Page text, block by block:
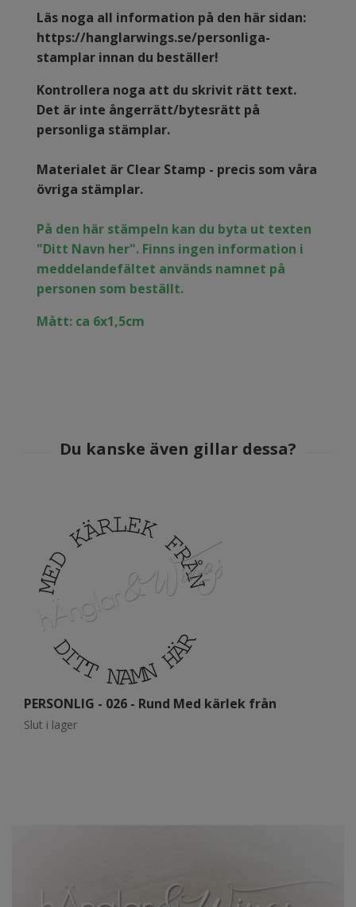
Läs noga all information på den här sidan:
https://hanglarwings.se/personliga-
stamplar innan du beställer!
Kontrollera noga att du skrivit rätt text.
Det är inte ångerrätt/bytesrätt på
personliga stämplar.
Materialet är Clear Stamp - precis som våra
övriga stämplar.
På den här stämpeln kan du byta ut texten
"Ditt Navn her". Finns ingen information i
meddelandefältet används namnet på
personen som beställt.
Mått: ca 6x1,5cm
PERSONLIG - 026 - Rund Med kärlek från
Slut i lager